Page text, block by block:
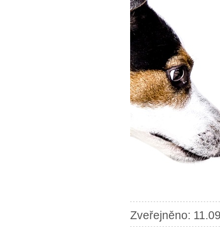
Zveřejněno: